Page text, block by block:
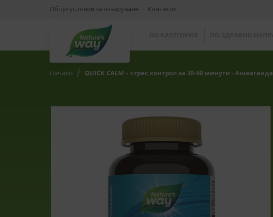
Общи условия за пазаруване Контакти
Начало QUICK CALM – стрес контрол за 30-60 минути -